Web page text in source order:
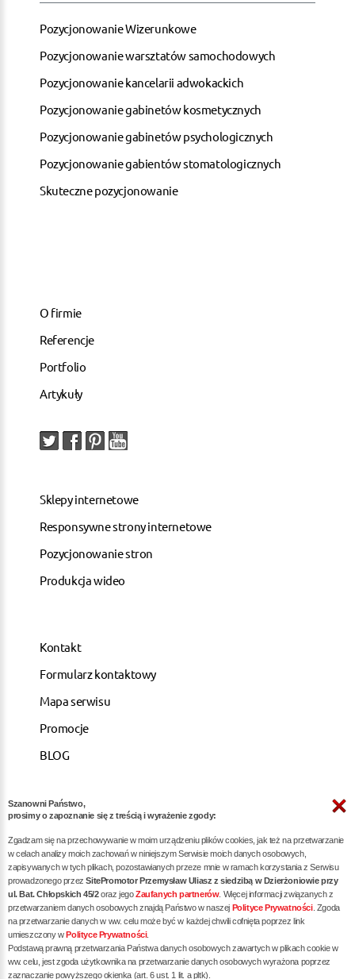
Pozycjonowanie Wizerunkowe
Pozycjonowanie warsztatów samochodowych
Pozycjonowanie kancelarii adwokackich
Pozycjonowanie gabinetów kosmetycznych
Pozycjonowanie gabinetów psychologicznych
Pozycjonowanie gabientów stomatologicznych
Skuteczne pozycjonowanie
O firmie
Referencje
Portfolio
Artykuły
Sklepy internetowe
Responsywne strony internetowe
Pozycjonowanie stron
Produkcja wideo
Kontakt
Formularz kontaktowy
Mapa serwisu
Promocje
BLOG
ARTYKUŁY
Pozycjonowanie dla kancelarii notarialnych -
skuteczna promocja w internecie
Skuteczne Pozycjonowanie, Marketing internetowy i
Reklama dla Siłowni oraz Trenerów Personalnych
Pozycjonowanie / reklama dla dietetyka - zwiększ
liczbę pacjentów poprzez skuteczne SEO
Szanowni Państwo,
prosimy o zapoznanie się z treścią i wyrażenie zgody:
Zgadzam się na przechowywanie w moim urządzeniu plików cookies, jak też na przetwarzanie
w celach analizy moich zachowań w niniejszym Serwisie moich danych osobowych,
zapisywanych w tych plikach, pozostawianych przeze mnie w ramach korzystania z Serwisu
prowadzonego przezSitePromotor Przemysław Uliasz z siedzibą w Dzierżoniowie przy
ul. Bat. Chłopskich 45/2oraz jegoZaufanych partnerów. Więcej informacji związanych z
przetwarzaniem danych osobowych znajdą Państwo w naszej Polityce Prywatności. Zgoda
na przetwarzanie danych w ww. celu może być w każdej chwili cofnięta poprzez link
umieszczony wPolityce Prywatności.
Podstawą prawną przetwarzania Państwa danych osobowych zawartych w plikach cookie w
ww. celu, jest zgoda użytkownika na przetwarzanie danych osobowych wyrażona poprzez
zaznaczanie powyższego okienka (art. 6 ust. 1 lit. a pltk).